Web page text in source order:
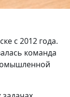
с 2012 года.
команда